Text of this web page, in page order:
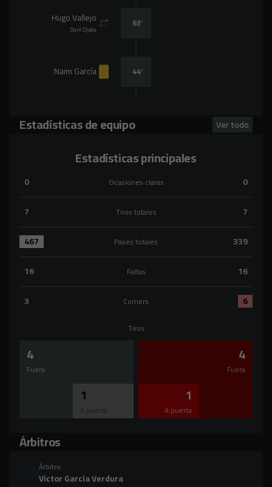
Hugo Vallejo
Dani Ojeda 63’
Naim García 44’
Estadísticas de equipo Ver todo
Estadísticas principales
Ocasiones claras:SD Ponferradina 0 versus CD Mirandés 0
0 Ocasiones claras 0
Tiros totales:SD Ponferradina 7 versus CD Mirandés 7
7 Tiros totales 7
Pases totales:SD Ponferradina 467 versus CD Mirandés 339
467 Pases totales 339
Faltas:SD Ponferradina 16 versus CD Mirandés 16
16 Faltas 16
Corners:SD Ponferradina 3 versus CD Mirandés 6
3 Corners 6
Tiros
4
Fuera
1
A puerta
4
Fuera
1
A puerta
Árbitros
Árbitro
Victor García Verdura